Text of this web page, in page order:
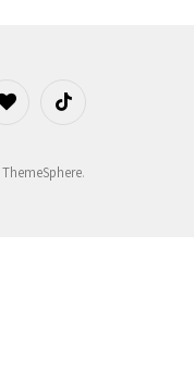
BlogLovinTikTok
ThemeSphere.